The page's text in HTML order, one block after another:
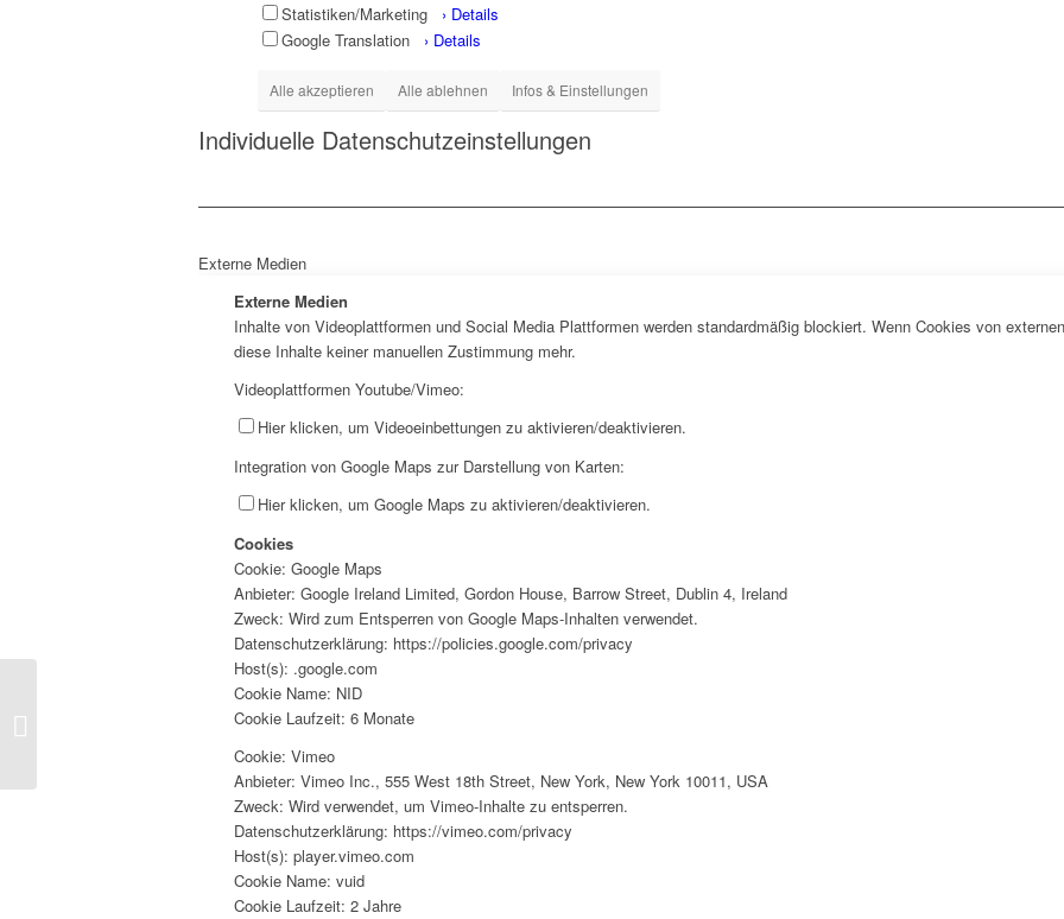
Kostenlose Freizeitaktivitäten für
Statistiken/Marketing › Details
Google Translation › Details
Alle akzeptieren Alle ablehnen Infos & Einstellungen
Individuelle Datenschutzeinstellungen
Externe Medien
Externe Medien
Inhalte von Videoplattformen und Social Media Plattformen werden standardmäßig blockiert. Wenn Cookies von
diese Inhalte keiner manuellen Zustimmung mehr.
Videoplattformen Youtube/Vimeo:
Hier klicken, um Videoeinbettungen zu aktivieren/deaktivieren.
Integration von Google Maps zur Darstellung von Karten:
Hier klicken, um Google Maps zu aktivieren/deaktivieren.
Cookies
Cookie: Google Maps
Anbieter: Google Ireland Limited, Gordon House, Barrow Street, Dublin 4, Ireland
Zweck: Wird zum Entsperren von Google Maps-Inhalten verwendet.
Datenschutzerklärung: https://policies.google.com/privacy
Host(s): .google.com
Cookie Name: NID
Cookie Laufzeit: 6 Monate
Cookie: Vimeo
Anbieter: Vimeo Inc., 555 West 18th Street, New York, New York 10011, USA
Zweck: Wird verwendet, um Vimeo-Inhalte zu entsperren.
Datenschutzerklärung: https://vimeo.com/privacy
Host(s): player.vimeo.com
Cookie Name: vuid
Cookie Laufzeit: 2 Jahre